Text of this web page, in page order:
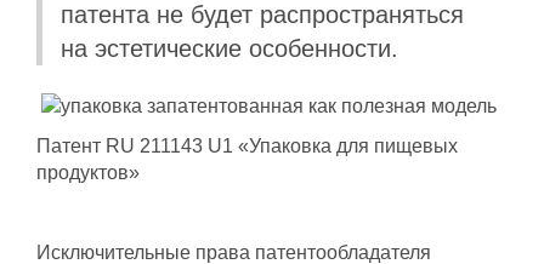
патента не будет распространяться
на эстетические особенности.
Патент RU 211143 U1 «Упаковка для пищевых
продуктов»
Исключительные права патентообладателя